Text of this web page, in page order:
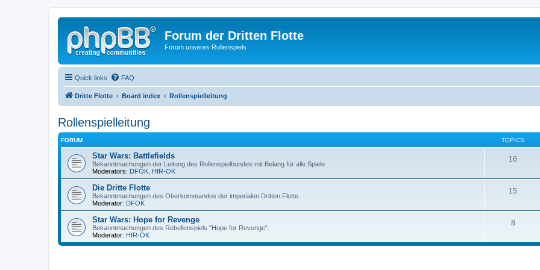
Forum der Dritten Flotte
Forum unseres Rollenspiels
Quick links FAQ
Dritte Flotte Board index Rollenspielleitung
Rollenspielleitung
FORUM TOPICS
Star Wars: Battlefields
Bekanntmachungen der Leitung des Rollenspielbundes mit Belang für alle Spiele.
Moderators: DFOK HfR-OK
16
Die Dritte Flotte
Bekanntmachungen des Oberkommandos der imperialen Dritten Flotte.
Moderator: DFOK
15
Star Wars: Hope for Revenge
Bekanntmachungen des Rebellenspiels "Hope for Revenge".
Moderator: HfR-OK
8